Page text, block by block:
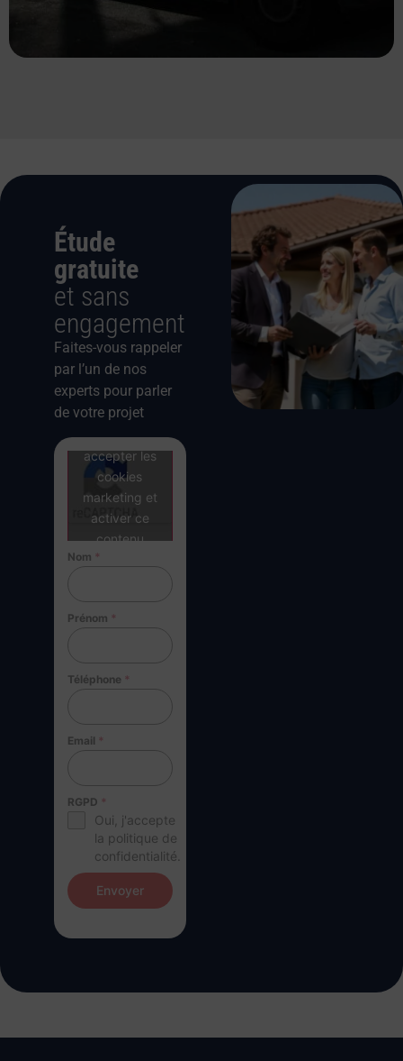
Étude
gratuite
et sans
engagement
Faites-vous rappeler
par l’un de nos
experts pour parler
de votre projet
Cliquez pour
accepter les
cookies
marketing et
activer ce
contenu
Nom *
Prénom *
Téléphone *
Email *
RGPD *
Oui, j'accepte
la politique de
confidentialité.
Envoyer